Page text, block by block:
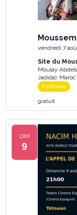
vendredi 7
Site du
Moulay
Jadida), Maroc
Festivals
gratuit
DIM
9